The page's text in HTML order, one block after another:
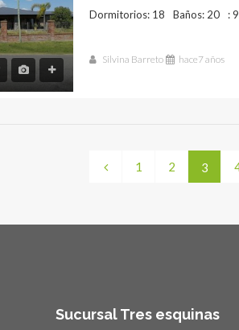
Dormitorios: 18 Baños: 20 :
Silvina Barreto hace7 años
1 2 3
Sucursal Tres esquinas